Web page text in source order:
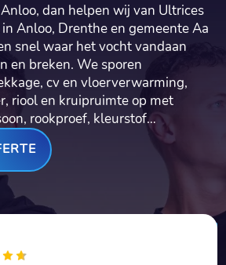
dan helpen wij van Ultrices
Anloo, Drenthe en gemeente Aa
snel waar het vocht vandaan
en breken. We sporen
cv en vloerverwarming,
riool en kruipruimte op met
rookproef, kleurstof…